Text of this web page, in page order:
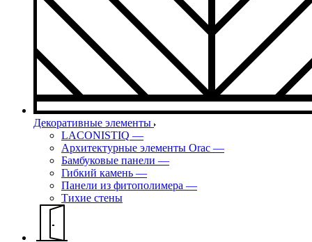
Декоративные элементы
LACONISTIQ —
Архитектурные элементы Orac —
Бамбуковые панели —
Гибкий камень —
Панели из фитополимера —
Тихие стены